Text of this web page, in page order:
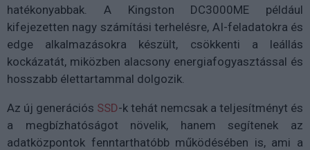
hatékonyabbak. A Kingston DC3000ME például
kifejezetten nagy számítási terhelésre, AI-feladatokra és
edge alkalmazásokra készült, csökkenti a leállás
kockázatát, miközben alacsony energiafogyasztással és
hosszabb élettartammal dolgozik.
Az új generációs SSD-k tehát nemcsak a teljesítményt és
a megbízhatóságot növelik, hanem segítenek az
adatközpontok fenntarthatóbb működésében is, ami a